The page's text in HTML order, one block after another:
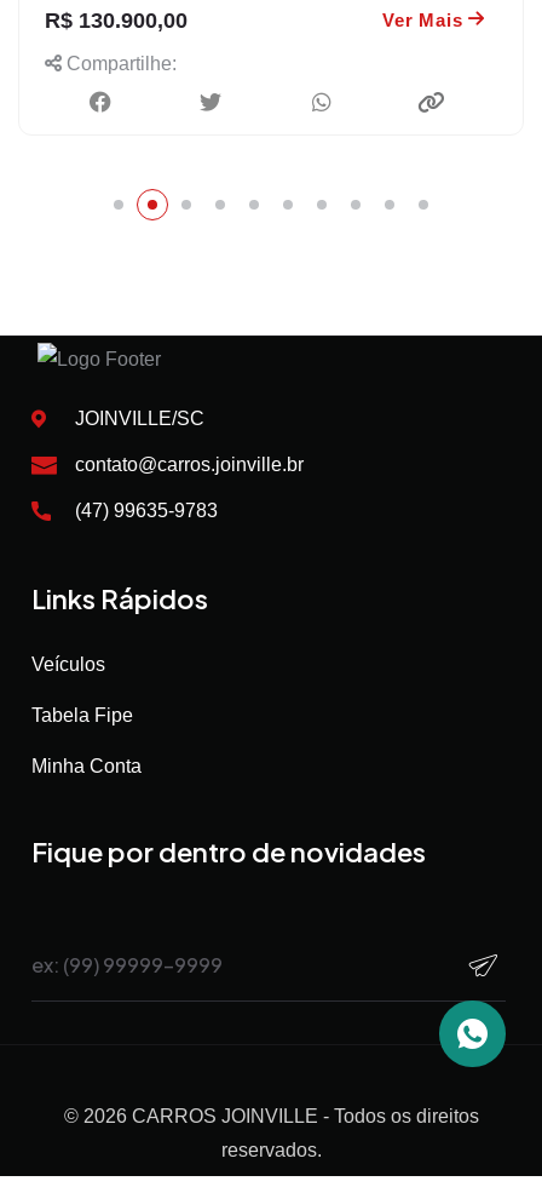
R$ 130.900,00 Ver Mais
Compartilhe:
JOINVILLE/SC
contato@carros.joinville.br
(47) 99635-9783
Links Rápidos
Veículos
Tabela Fipe
Minha Conta
Fique por dentro de novidades
© 2026 CARROS JOINVILLE - Todos os direitos
reservados.